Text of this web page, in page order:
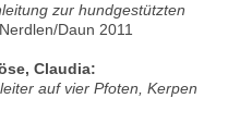
zur hundgestützten
Nerdlen/Daun 2011
Claudia:
auf vier Pfoten , Kerpen